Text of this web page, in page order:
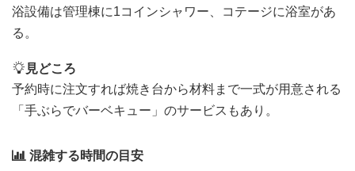
浴設備は管理棟に1コインシャワー、コテージに浴室があ
る。
見どころ
予約時に注文すれば焼き台から材料まで一式が用意される
「手ぶらでバーベキュー」のサービスもあり。
混雑する時間の目安